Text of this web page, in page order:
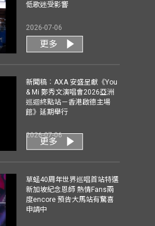
低歌迷受影響
2026-07-06
更多
新聞稿︰AXA 安盛呈獻《You
& Mi 鄭秀文演唱會2026亞洲
巡迴終點站－香港啟德主場
館》延期舉行
2026-07-06
更多
草蜢40周年世界巡唱首站特選
新加坡紀念恩師 熱情Fans兩
度encore 預告大馬站有驚喜
申請中